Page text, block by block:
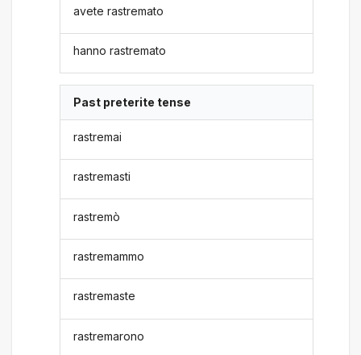
avete rastremato
hanno rastremato
Past preterite tense
rastremai
rastremasti
rastremò
rastremammo
rastremaste
rastremarono